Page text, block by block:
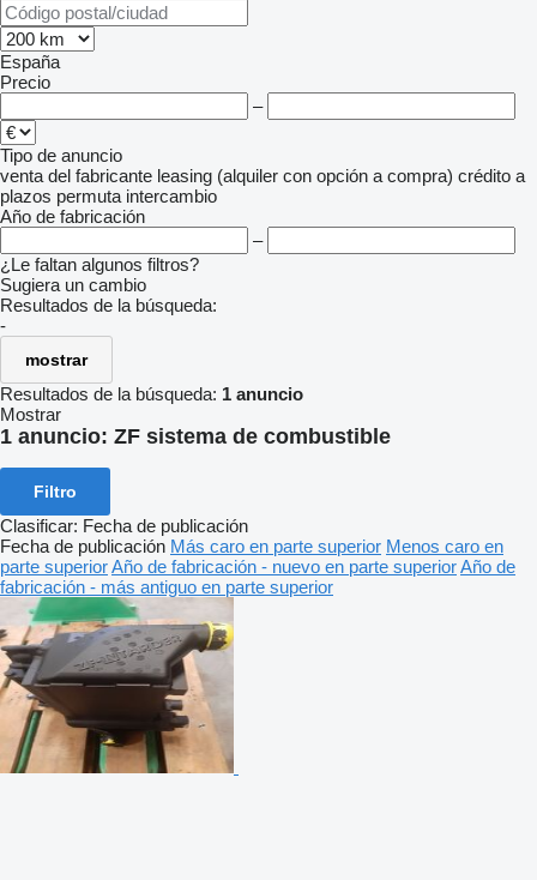
España
Precio
–
Tipo de anuncio
venta del fabricante leasing (alquiler con opción a compra) crédito a
plazos permuta intercambio
Año de fabricación
–
¿Le faltan algunos filtros?
Sugiera un cambio
Resultados de la búsqueda:
-
mostrar
Resultados de la búsqueda: 1 anuncio
Mostrar
1 anuncio: ZF sistema de combustible
Filtro
Clasificar: Fecha de publicación
Fecha de publicación Más caro en parte superior Menos caro en
parte superiorAño de fabricación - nuevo en parte superiorAño de
fabricación - más antiguo en parte superior